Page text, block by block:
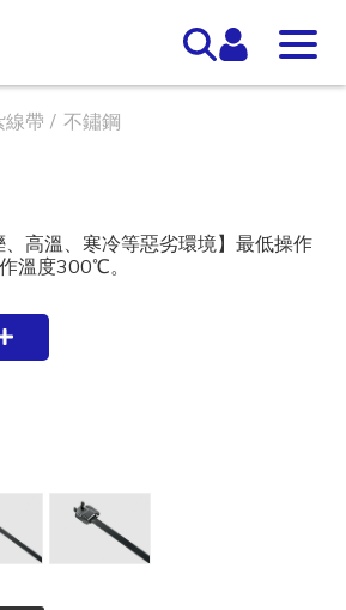
線帶 不鏽鋼
、高溫、寒冷等惡劣環境】最低操作
溫度300℃。